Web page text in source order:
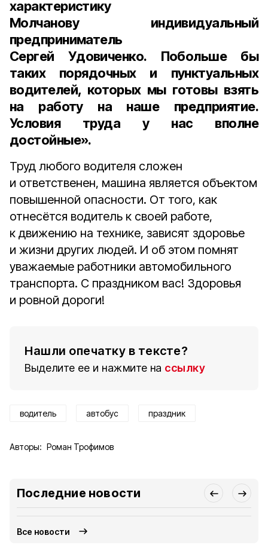
характеристику
Молчановуиндивидуальный
предприниматель
Сергей Удовиченко. Побольше бы
таких порядочных и пунктуальных
водителей, которых мы готовы взять
на работу на наше предприятие.
Условия труда у нас вполне
достойные».
Труд любого водителя сложен
и ответственен, машина является объектом
повышенной опасности. От того, как
отнесётся водитель к своей работе,
к движению на технике, зависят здоровье
и жизни других людей. И об этом помнят
уважаемые работники автомобильного
транспорта. С праздником вас! Здоровья
и ровной дороги!
Нашли опечатку в тексте?
Выделите ее и нажмите на ссылку
водитель автобус праздник
Авторы: Роман Трофимов
Последние новости
Все новости